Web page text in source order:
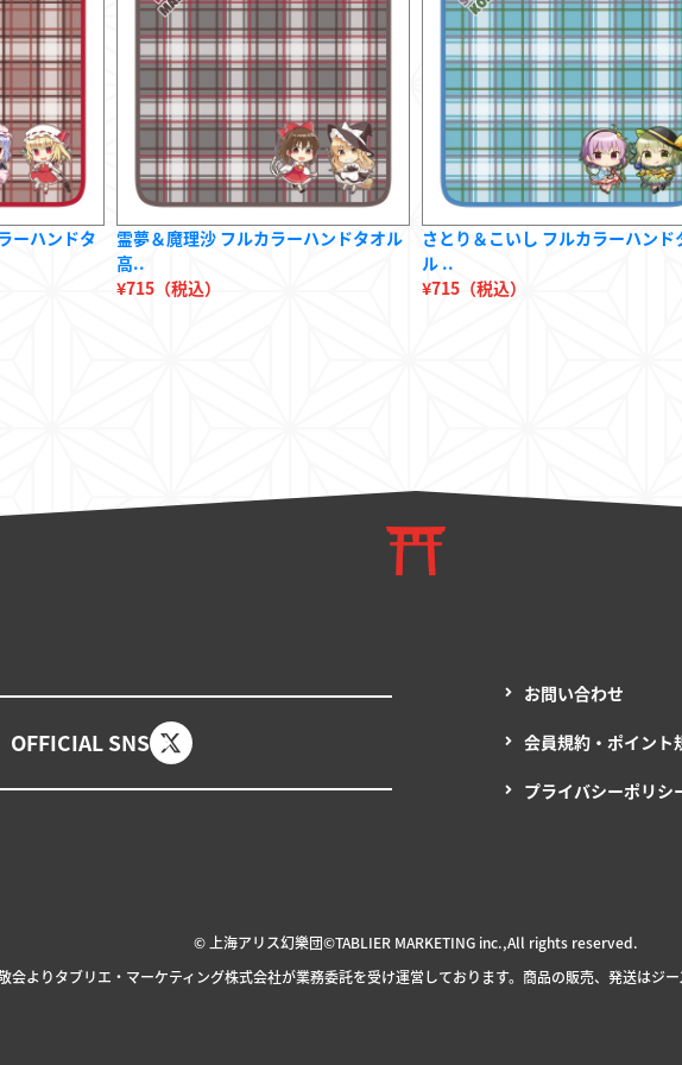
ーハンドタ
霊夢＆魔理沙 フルカラーハンドタオル
高..
¥715（税込）
さとり＆こいし フルカラーハンド
ル ..
¥715（税込）
OFFICIAL SNS
お問い合わせ
会員規約・ポイント
プライバシーポリシ
© 上海アリス幻樂団©TABLIER MARKETING inc.,All rights reserved.
会よりタブリエ・マーケティング株式会社が業務委託を受け運営しております。 商品の販売、発送はジ